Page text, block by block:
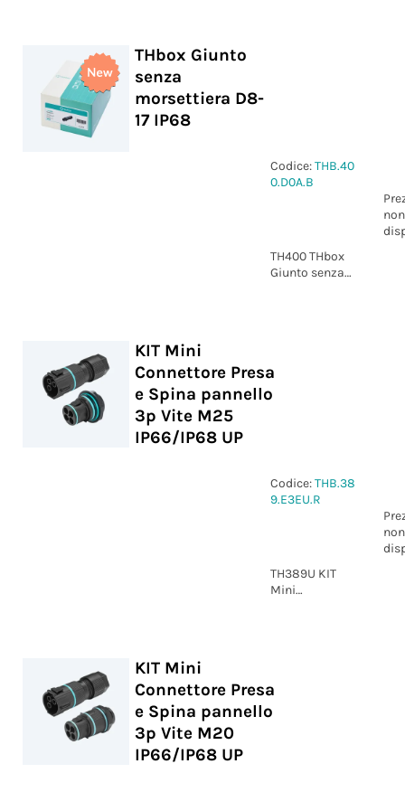
THbox Giunto
senza
morsettiera D8-
17 IP68
Codice:THB.40
0.D0A.B
non
TH400 THbox
Giunto senza
KIT Mini
Connettore Presa
e Spina pannello
3p Vite M25
IP66/IP68 UP
Codice:THB.38
9.E3EU.R
non
TH389U KIT
Mini
KIT Mini
Connettore Presa
e Spina pannello
3p Vite M20
IP66/IP68 UP